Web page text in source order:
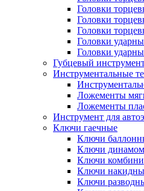
Головки
Головки
Головки
Головки
Головки
Губцевый
Инструментальные
Ложементы
Ложементы
Инструмент для
Ключи гаечные
Ключи
Ключи
Ключи
Ключи
Ключи